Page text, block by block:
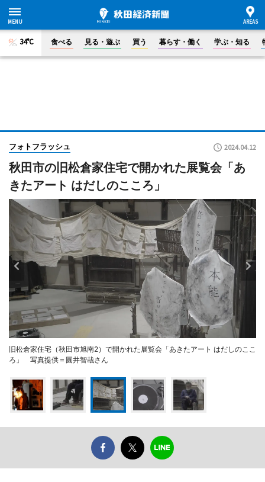
34°C 食べる 見る・遊ぶ 買う 暮らす・働く 学ぶ・知る
フォトフラッシュ 2024.04.12
秋田市の旧松倉家住宅で開かれた展覧会「あ
きたアート はだしのこころ」
旧松倉家住宅（秋田市旭南2）で開かれた展覧会「あきたアート はだしのここ
ろ」 写真提供＝圓井智哉さん